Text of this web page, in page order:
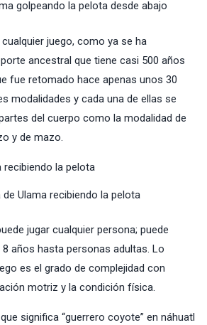
golpeando la pelota desde abajo
juego, como ya se ha
ancestral que tiene casi 500 años
fue retomado hace apenas unos 30
modalidades y cada una de ellas se
del cuerpo como la modalidad de
y de mazo.
Ulama recibiendo la pelota
jugar cualquier persona; puede
años hasta personas adultas. Lo
es el grado de complejidad con
motriz y la condición física.
significa “guerrero coyote” en náhuatl